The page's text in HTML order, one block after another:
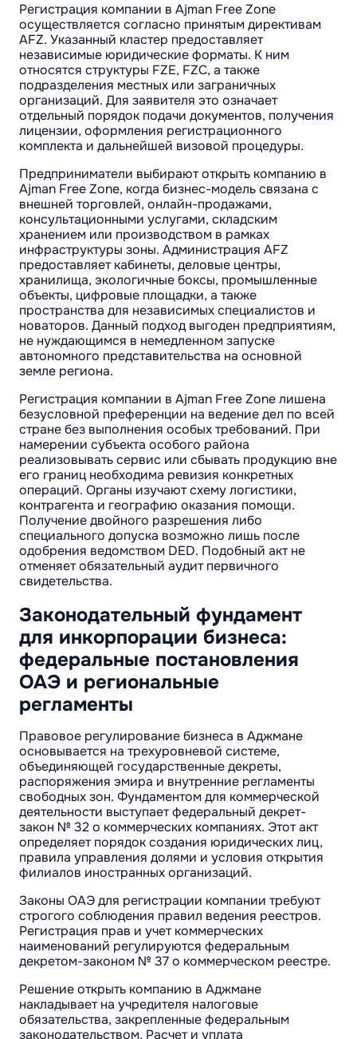
Регистрация компании в Ajman Free Zone
осуществляется согласно принятым директивам
AFZ. Указанный кластер предоставляет
независимые юридические форматы. К ним
относятся структуры FZE, FZC, а также
подразделения местных или заграничных
организаций. Для заявителя это означает
отдельный порядок подачи документов, получения
лицензии, оформления регистрационного
комплекта и дальнейшей визовой процедуры.
Предприниматели выбирают открыть компанию в
Ajman Free Zone, когда бизнес-модель связана с
внешней торговлей, онлайн-продажами,
консультационными услугами, складским
хранением или производством в рамках
инфраструктуры зоны. Администрация AFZ
предоставляет кабинеты, деловые центры,
хранилища, экологичные боксы, промышленные
объекты, цифровые площадки, а также
пространства для независимых специалистов и
новаторов. Данный подход выгоден предприятиям,
не нуждающимся в немедленном запуске
автономного представительства на основной
земле региона.
Регистрация компании в Ajman Free Zone лишена
безусловной преференции на ведение дел по всей
стране без выполнения особых требований. При
намерении субъекта особого района
реализовывать сервис или сбывать продукцию вне
его границ необходима ревизия конкретных
операций. Органы изучают схему логистики,
контрагента и географию оказания помощи.
Получение двойного разрешения либо
специального допуска возможно лишь после
одобрения ведомством DED. Подобный акт не
отменяет обязательный аудит первичного
свидетельства.
Законодательный фундамент
для инкорпорации бизнеса:
федеральные постановления
ОАЭ и региональные
регламенты
Правовое регулирование бизнеса в Аджмане
основывается на трехуровневой системе,
объединяющей государственные декреты,
распоряжения эмира и внутренние регламенты
свободных зон. Фундаментом для коммерческой
деятельности выступает федеральный декрет-
закон № 32 о коммерческих компаниях. Этот акт
определяет порядок создания юридических лиц,
правила управления долями и условия открытия
филиалов иностранных организаций.
Законы ОАЭ для регистрации компании требуют
строгого соблюдения правил ведения реестров.
Регистрация прав и учет коммерческих
наименований регулируются федеральным
декретом-законом № 37 о коммерческом реестре.
Решение открыть компанию в Аджмане
накладывает на учредителя налоговые
обязательства, закрепленные федеральным
законодательством. Расчет и уплата